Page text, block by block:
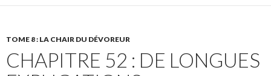
TOME 8 : LA CHAIR DU DÉVOREUR
CHAPITRE 52 : DE LONGUES